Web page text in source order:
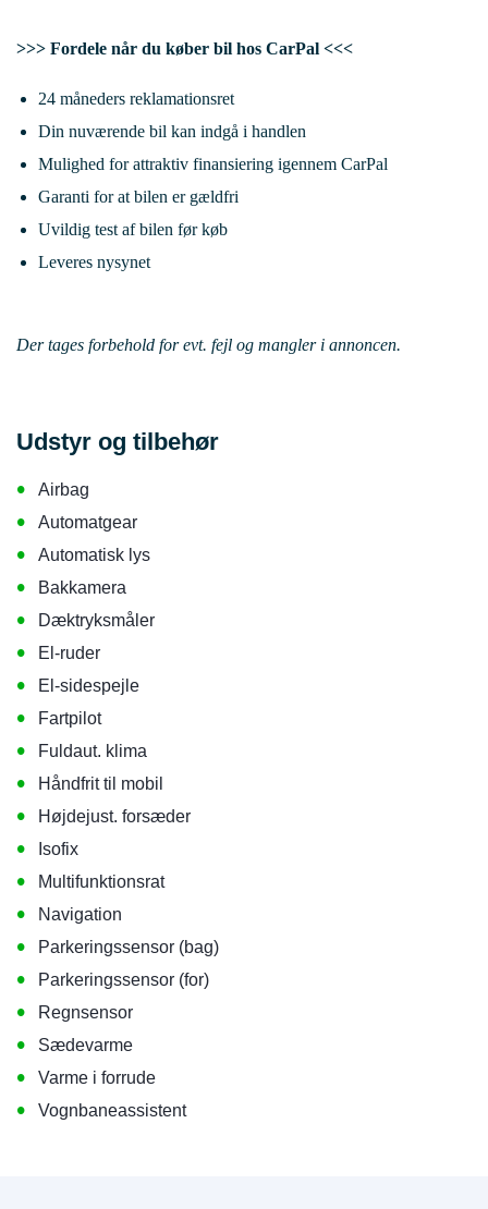
>>> Fordele når du køber bil hos CarPal <<<
24 måneders reklamationsret
Din nuværende bil kan indgå i handlen
Mulighed for attraktiv finansiering igennem CarPal
Garanti for at bilen er gældfri
Uvildig test af bilen før køb
Leveres nysynet
Der tages forbehold for evt. fejl og mangler i annoncen.
Udstyr og tilbehør
• Airbag
• Automatgear
• Automatisk lys
• Bakkamera
• Dæktryksmåler
• El-ruder
• El-sidespejle
• Fartpilot
• Fuldaut. klima
• Håndfrit til mobil
• Højdejust. forsæder
• Isofix
• Multifunktionsrat
• Navigation
• Parkeringssensor (bag)
• Parkeringssensor (for)
• Regnsensor
• Sædevarme
• Varme i forrude
• Vognbaneassistent